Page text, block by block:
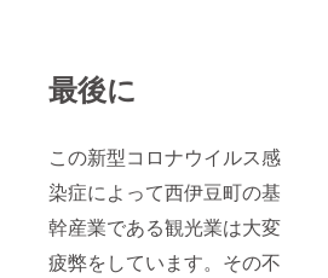
最後に
この新型コロナウイルス感
染症によって西伊豆町の基
幹産業である観光業は大変
疲弊をしています。その不